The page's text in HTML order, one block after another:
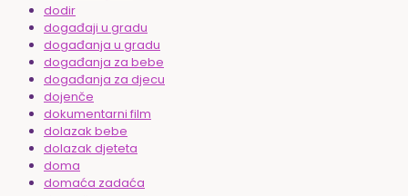
dodir
događaji u gradu
događanja u gradu
događanja za bebe
događanja za djecu
dojenče
dokumentarni film
dolazak bebe
dolazak djeteta
doma
domaća zadaća